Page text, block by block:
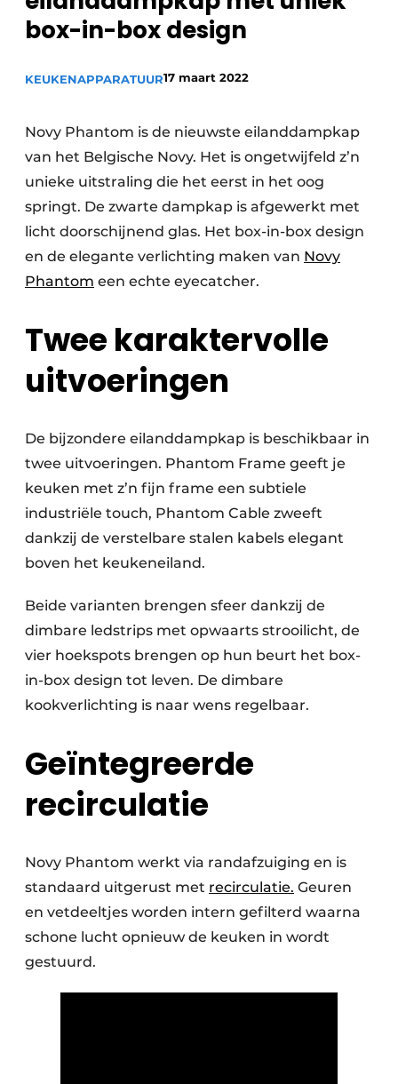
Privacy / Cookie statement
Vacature aanmelden
box-in-box design
KEUKENAPPARATUUR17 maart 2022
Novy Phantom is de nieuwste eilanddampkap
van het Belgische Novy. Het is ongetwijfeld z’n
unieke uitstraling die het eerst in het oog
springt. De zwarte dampkap is afgewerkt met
licht doorschijnend glas. Het box-in-box design
en de elegante verlichting maken van Novy
Phantom een echte eyecatcher.
Twee karaktervolle
uitvoeringen
De bijzondere eilanddampkap is beschikbaar in
twee uitvoeringen. Phantom Frame geeft je
keuken met z’n fijn frame een subtiele
industriële touch, Phantom Cable zweeft
dankzij de verstelbare stalen kabels elegant
boven het keukeneiland.
Beide varianten brengen sfeer dankzij de
dimbare ledstrips met opwaarts strooilicht, de
vier hoekspots brengen op hun beurt het box-
in-box design tot leven. De dimbare
kookverlichting is naar wens regelbaar.
Geïntegreerde
recirculatie
Novy Phantom werkt via randafzuiging en is
standaard uitgerust met recirculatie. Geuren
en vetdeeltjes worden intern gefilterd waarna
schone lucht opnieuw de keuken in wordt
gestuurd.